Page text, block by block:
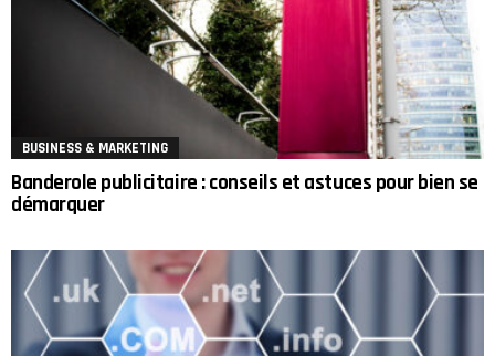
BUSINESS & MARKETING
Banderole publicitaire : conseils et astuces pour bien se
démarquer